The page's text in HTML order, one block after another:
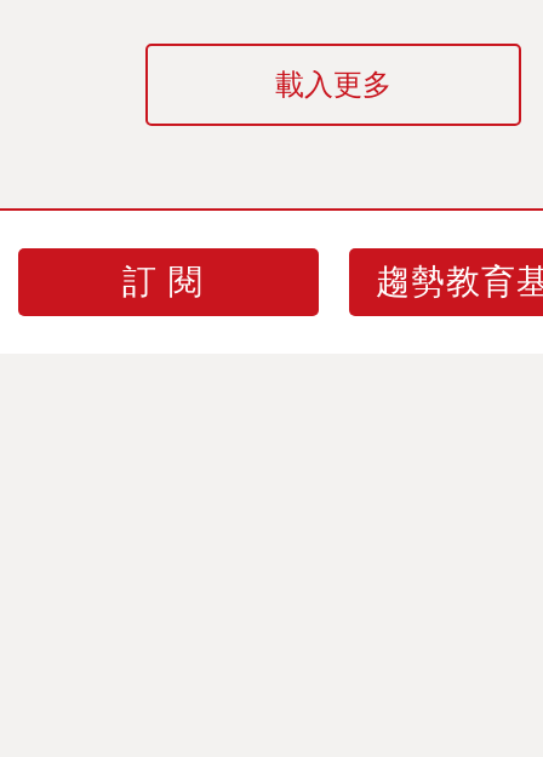
載入更多
訂閱 趨勢教育